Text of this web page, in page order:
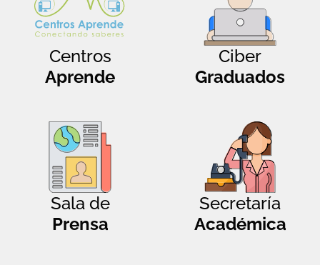
Centros
Aprende
Ciber
Graduados
Sala de
Prensa
Secretaría
Académica